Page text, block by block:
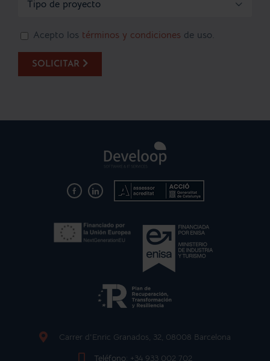

Acepto los términos y condiciones de uso.
SOLICITAR
Carrer d'Enric Granados, 32, 08008 Barcelona
Teléfono: +34 933 002 702